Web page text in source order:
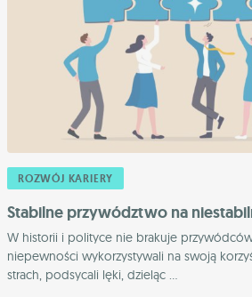
ROZWÓJ KARIERY
Stabilne przywództwo na
W historii i polityce nie brakuje
niepewności wykorzystywali na swoją
strach, podsycali lęki, dzieląc ...